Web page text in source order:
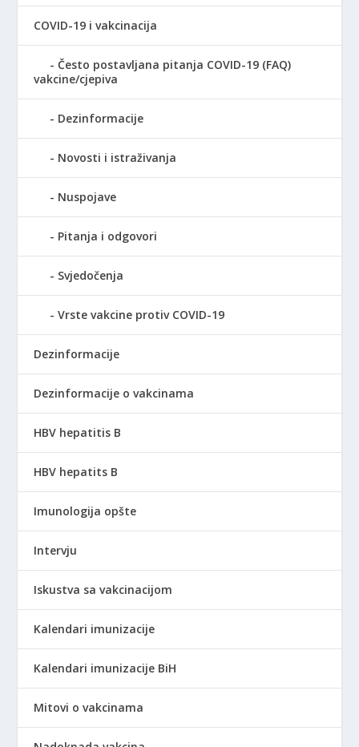
COVID-19 i vakcinacija
Često postavljana pitanja COVID-19 (FAQ)
vakcine/cjepiva
Dezinformacije
Novosti i istraživanja
Nuspojave
Pitanja i odgovori
Svjedočenja
Vrste vakcine protiv COVID-19
Dezinformacije
Dezinformacije o vakcinama
HBV hepatitis B
HBV hepatits B
Imunologija opšte
Intervju
Iskustva sa vakcinacijom
Kalendari imunizacije
Kalendari imunizacije BiH
Mitovi o vakcinama